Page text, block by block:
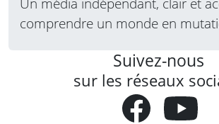
comprendre un monde en
Suivez-nous
sur les réseaux